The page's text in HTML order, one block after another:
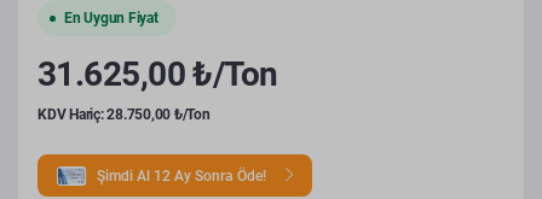
En Uygun Fiyat
31.625,00 ₺/Ton
KDV Hariç: 28.750,00 ₺/Ton
Şimdi Al 12 Ay Sonra Öde!